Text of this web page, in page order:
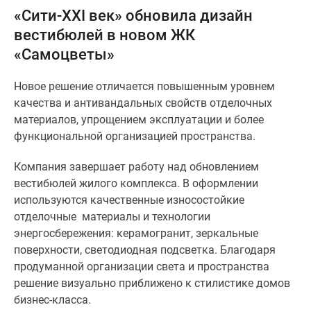
новостройки
Новостройки
карте
предложения
Коммерческие
помещения
Продавцы
застройщики
Панорамы
новостроек
Видеообзор
новостроек
Экспертиза
новостроек
Экология
Москвы
«Сити-XXI век» обновила дизайн
вестибюлей в новом ЖК
«Самоцветы»
Новое решение отличается повышенным уровнем
качества и антивандальных свойств отделочных
материалов, упрощением эксплуатации и более
функциональной организацией пространства.
Компания завершает работу над обновлением
вестибюлей жилого комплекса. В оформлении
используются качественные износостойкие
отделочные материалы и технологии
энергосбережения: керамогранит, зеркальные
поверхности, светодиодная подсветка. Благодаря
продуманной организации света и пространства
решение визуально приближено к стилистике домов
бизнес-класса.